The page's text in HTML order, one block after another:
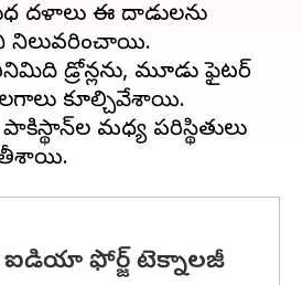
దళాలు ఈ దాడులను
నిలువరించాయి.
డ్రోన్లను, మూడు ఫైటర్‌
కూల్చివేశాయి.
మధ్య పరిస్థితులు
ఐడియా ఫోర్జ్‌ టెక్నాలజీ